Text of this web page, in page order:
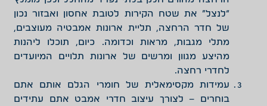
“לנצל” את שטח הקירות לטובת אחסון ואבזור נכון
של חדר הרחצה, תליית ארונות אמבטיה מעוצבים,
מתלי מגבות, מראות וכדומה. כיום, תוכלו ליהנות
מהיצע מגוון ומרשים של ארונות תלויים המיועדים
לחדרי רחצה.
עמידות מקסימאלית של חומרי הגלם אותם אתם
בוחרים – לצורך עיצוב חדרי אמבט אתם עתידים